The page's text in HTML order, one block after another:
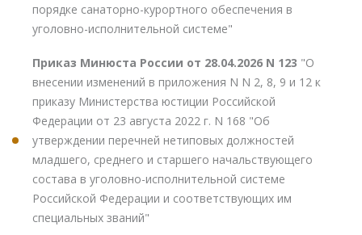
порядке санаторно-курортного обеспечения в
уголовно-исполнительной системе"
Приказ Минюста России от 28.04.2026 N 123 "О
внесении изменений в приложения N N 2, 8, 9 и 12 к
приказу Министерства юстиции Российской
Федерации от 23 августа 2022 г. N 168 "Об
утверждении перечней нетиповых должностей
младшего, среднего и старшего начальствующего
состава в уголовно-исполнительной системе
Российской Федерации и соответствующих им
специальных званий"